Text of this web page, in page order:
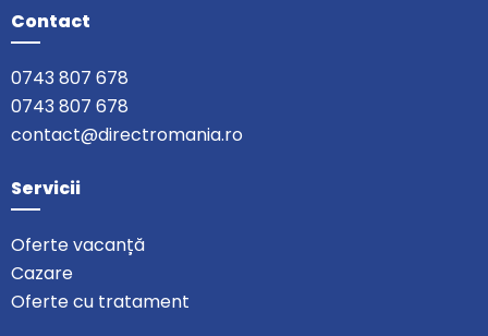
Contact
0743 807 678
0743 807 678
contact@directromania.ro
Servicii
Oferte vacanță
Cazare
Oferte cu tratament